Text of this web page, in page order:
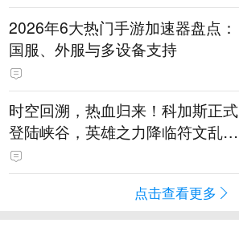
2026年6大热门手游加速器盘点：
国服、外服与多设备支持
时空回溯，热血归来！科加斯正式
登陆峡谷，英雄之力降临符文乱
斗！
点击查看更多